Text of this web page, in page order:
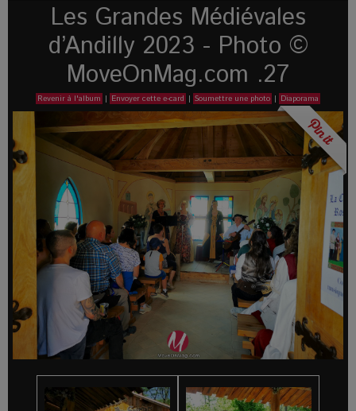
Les Grandes Médiévales
d’Andilly 2023 - Photo ©
MoveOnMag.com .27
Revenir à l'album | Envoyer cette e-card | Soumettre une photo | Diaporama